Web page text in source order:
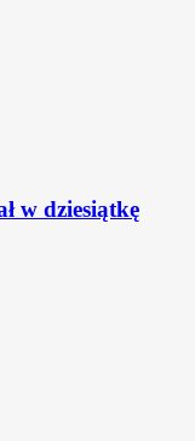
w dziesiątkę